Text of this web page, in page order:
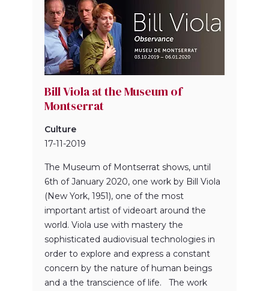
Bill Viola at the Museum of
Montserrat
Culture
17-11-2019
The Museum of Montserrat shows, until
6th of January 2020, one work by Bill Viola
(New York, 1951), one of the most
important artist of videoart around the
world. Viola use with mastery the
sophisticated audiovisual technologies in
order to explore and express a constant
concern by the nature of human beings
and a the transcience of life. The work